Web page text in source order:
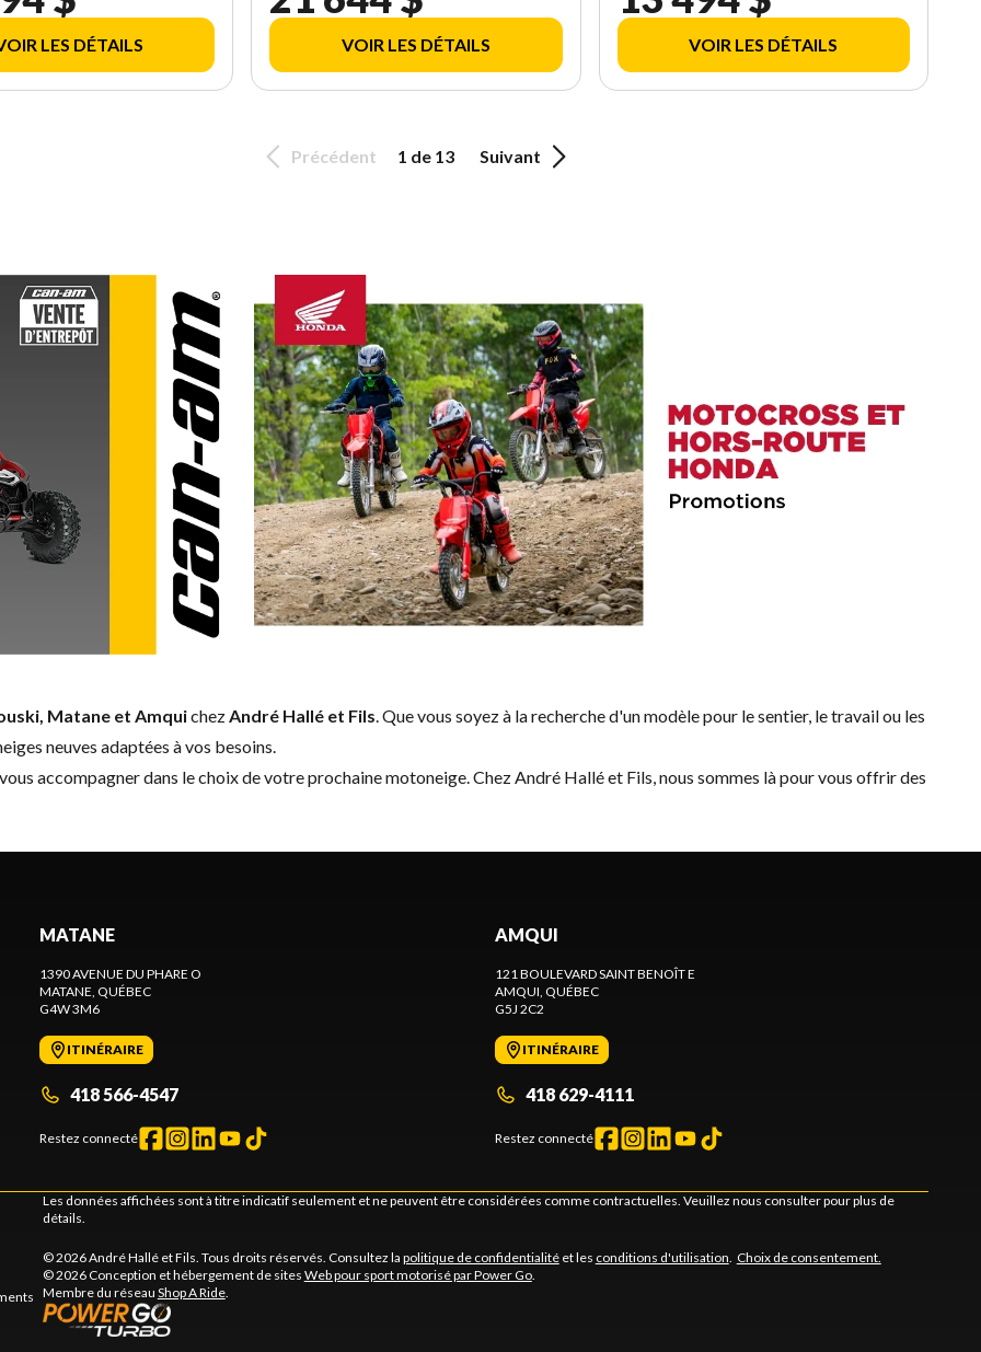
LES DÉTAILS VOIR LES DÉTAILS VOIR LES DÉTAILS
Précédent 1 de 13 Suivant
Matane et Amquichez André Hallé et Fils . Que vous soyez à la recherche d'un modèle pour le sentier, le travail ou les
neuves adaptées à vos besoins.
accompagner dans le choix de votre prochaine motoneige. Chez André Hallé et Fils, nous sommes là pour vous offrir des
MATANE
1390 AVENUE DU PHARE O
MATANE , QUÉBEC
G4W 3M6
ITINÉRAIRE
418 566-4547
Restez connecté
AMQUI
121 BOULEVARD SAINT BENOÎT E
AMQUI , QUÉBEC
G5J 2C2
ITINÉRAIRE
418 629-4111
Restez connecté
Les données affichées sont à titre indicatif seulement et ne peuvent être considérées comme contractuelles. Veuillez nous consulter pour plus de
détails.
© 2026 André Hallé et Fils. Tous droits réservés. Consultez la politique de confidentialitéet les conditions d'utilisation Choix de consentement.
© 2026 Conception et hébergement de sites Web pour sport motorisé par Power Go.
Membre du réseau Shop A Ride.